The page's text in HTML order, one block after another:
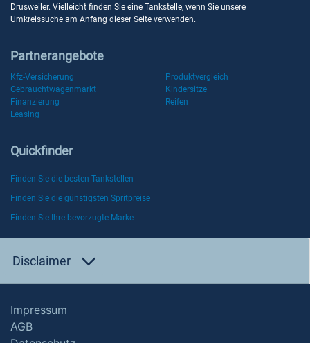
Drusweiler. Vielleicht finden Sie eine Tankstelle, wenn Sie unsere
Umkreissuche am Anfang dieser Seite verwenden.
Partnerangebote
Kfz-Versicherung
Produktvergleich
Gebrauchtwagenmarkt
Kindersitze
Finanzierung
Reifen
Leasing
Quickfinder
Finden Sie die besten Tankstellen
Finden Sie die günstigsten Spritpreise
Finden Sie Ihre bevorzugte Marke
Disclaimer
Impressum
AGB